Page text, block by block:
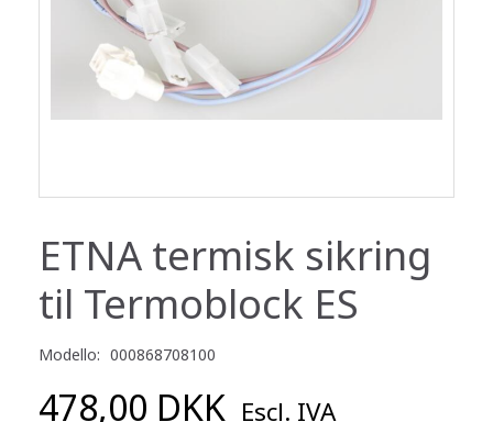
ETNA termisk sikring
til Termoblock ES
Modello: 000868708100
478,00 DKK Escl. IVA